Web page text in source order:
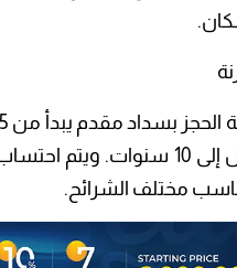
على فترات تصل إلى 10
مختلف الشرائح.